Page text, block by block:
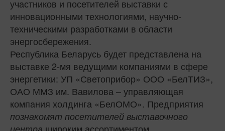
участников и посетителей выставки с
инновационными технологиями, научно-
техническими разработками в области
энергосбережения.
Республика Беларусь будет представлена на
выставке 2-мя ведущими компаниями в сфере
энергетики: УП «Светоприбор» ООО «БелТИЗ»,
ОАО ММЗ им. Вавилова – управляющая
компания холдинга «БелОМО». Предприятия
познакомят посетителей выставочного